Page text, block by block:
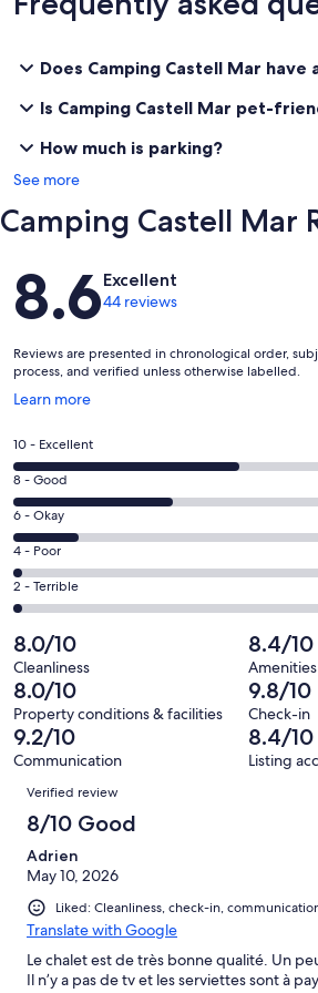
Does Camping Castell Mar have
Is Camping Castell Mar pet-
How much is parking?
See more
Camping Castell Mar
Reviews
8.6Excellent
44 reviews
Reviews are presented in chronological order,
process, and verified unless otherwise labelled.
Learn more
Opens
a
new
window
Rating
10
-
Excellent.
21
out
of
44
reviews
10 - Excellent
Rating
8
-
Good.
15
out
44
reviews
8 - Good
Rating
6
-
Okay.
6
out
of
44
reviews
6 - Okay
Rating
4
-
1
out
of
44
reviews
4 - Poor
Rating
2
-
Terrible.
1
out
of
44
2 - Terrible
8.0/10
Cleanliness
8.4/10
Amenities
8.0/10
Property conditions & facilities
9.8/10
Check-in
9.2/10
Communication
8.4/10
Listing
Reviews
Verified review
8/10 Good
Adrien
May 10, 2026
Liked: Cleanliness, check-in,
Translate with Google
Le chalet est de très bonne qualité. Un
Il n’y a pas de tv et les serviettes sont à